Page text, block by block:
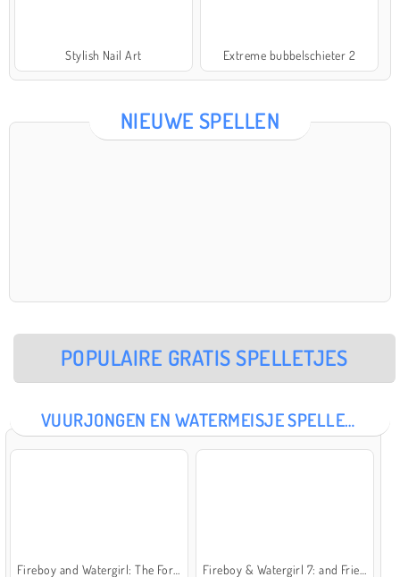
Stylish Nail Art Extreme bubbelschieter 2
NIEUWE SPELLEN
POPULAIRE GRATIS SPELLETJES
VUURJONGEN EN WATERMEISJE SPELLETJES